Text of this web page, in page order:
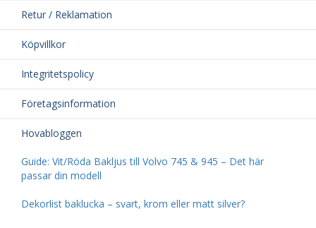
Retur / Reklamation
Köpvillkor
Integritetspolicy
Företagsinformation
Hovabloggen
Guide: Vit/Röda Bakljus till Volvo 745 & 945 – Det här
passar din modell
Dekorlist baklucka – svart, krom eller matt silver?